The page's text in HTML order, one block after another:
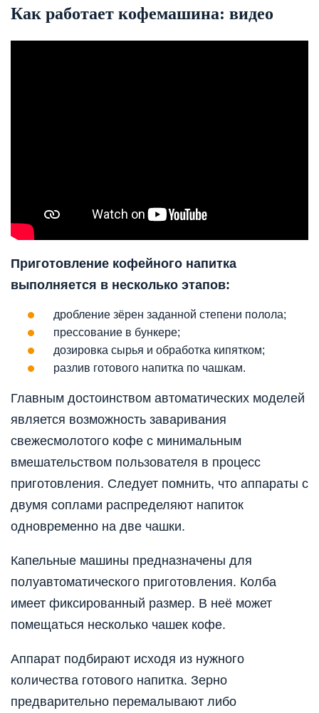
Как работает кофемашина: видео
Приготовление кофейного напитка
выполняется в несколько этапов:
дробление зёрен заданной степени полола;
прессование в бункере;
дозировка сырья и обработка кипятком;
разлив готового напитка по чашкам.
Главным достоинством автоматических моделей
является возможность заваривания
свежесмолотого кофе с минимальным
вмешательством пользователя в процесс
приготовления. Следует помнить, что аппараты с
двумя соплами распределяют напиток
одновременно на две чашки.
Капельные машины предназначены для
полуавтоматического приготовления. Колба
имеет фиксированный размер. В неё может
помещаться несколько чашек кофе.
Аппарат подбирают исходя из нужного
количества готового напитка. Зерно
предварительно перемалывают либо